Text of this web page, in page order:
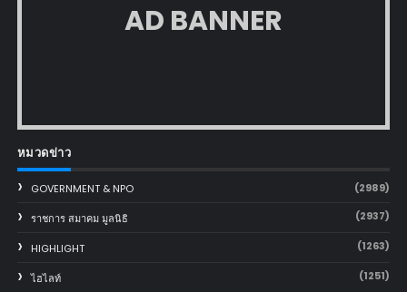
AD BANNER
หมวดข่าว
GOVERNMENT & NPO (2989)
ราชการ สมาคม มูลนิธิ (2937)
HIGHLIGHT (1263)
ไฮไลท์ (1251)